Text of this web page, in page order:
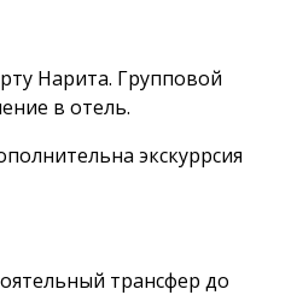
Нарита. Групповой
в отель.
экскуррсия
трансфер до